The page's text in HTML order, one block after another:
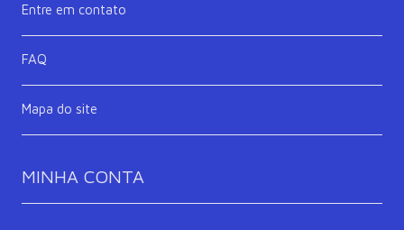
Entre em contato
FAQ
Mapa do site
MINHA CONTA